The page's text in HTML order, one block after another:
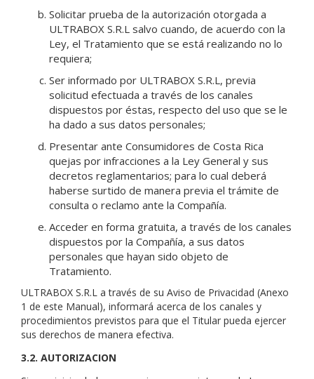
Solicitar prueba de la autorización otorgada a
ULTRABOX S.R.L salvo cuando, de acuerdo con la
Ley, el Tratamiento que se está realizando no lo
requiera;
Ser informado por ULTRABOX S.R.L, previa
solicitud efectuada a través de los canales
dispuestos por éstas, respecto del uso que se le
ha dado a sus datos personales;
Presentar ante Consumidores de Costa Rica
quejas por infracciones a la Ley General y sus
decretos reglamentarios; para lo cual deberá
haberse surtido de manera previa el trámite de
consulta o reclamo ante la Compañía.
Acceder en forma gratuita, a través de los canales
dispuestos por la Compañía, a sus datos
personales que hayan sido objeto de
Tratamiento.
ULTRABOX S.R.L a través de su Aviso de Privacidad (Anexo
1 de este Manual), informará acerca de los canales y
procedimientos previstos para que el Titular pueda ejercer
sus derechos de manera efectiva.
3.2. AUTORIZACION